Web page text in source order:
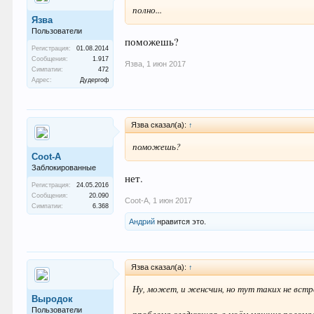
Язва
Пользователи
Регистрация:
01.08.2014
Сообщения:
1.917
Симпатии:
472
Адрес:
Дудергоф
полно...
поможешь?
Язва 1 июн 2017
Coot-A
Заблокированные
Регистрация:
24.05.2016
Сообщения:
20.090
Симпатии:
6.368
Язва сказал(а): ↑
поможешь?
нет.
Coot-A 1 июн 2017
Андрий нравится это.
Выродок
Пользователи
Язва сказал(а): ↑
Ну, может, и женсчин, но тут таких не